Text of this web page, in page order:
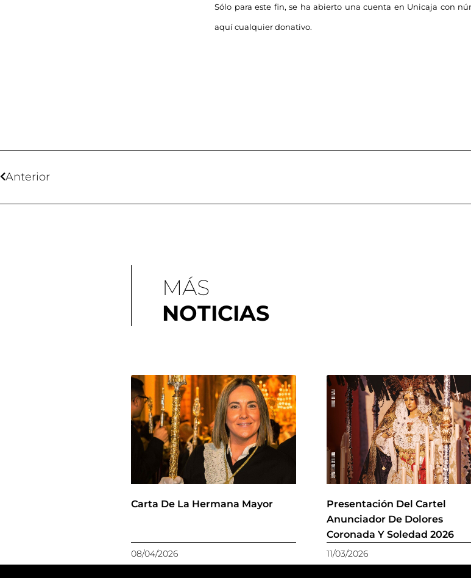
Sólo para este fin, se ha abierto una cuenta en Unicaja con
aquí cualquier donativo.
Anterior
MÁS
NOTICIAS
Carta De La Hermana Mayor
08/04/2026
Presentación Del Cartel
Anunciador De Dolores
Coronada Y Soledad 2026
11/03/2026